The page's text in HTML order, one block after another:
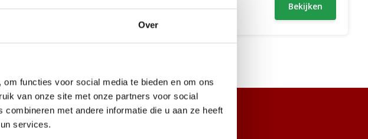
Over
functies voor social media te bieden en om ons
van onze site met onze partners voor social
met andere informatie die u aan ze heeft
services.
Bekijken 99,95 Bekijken